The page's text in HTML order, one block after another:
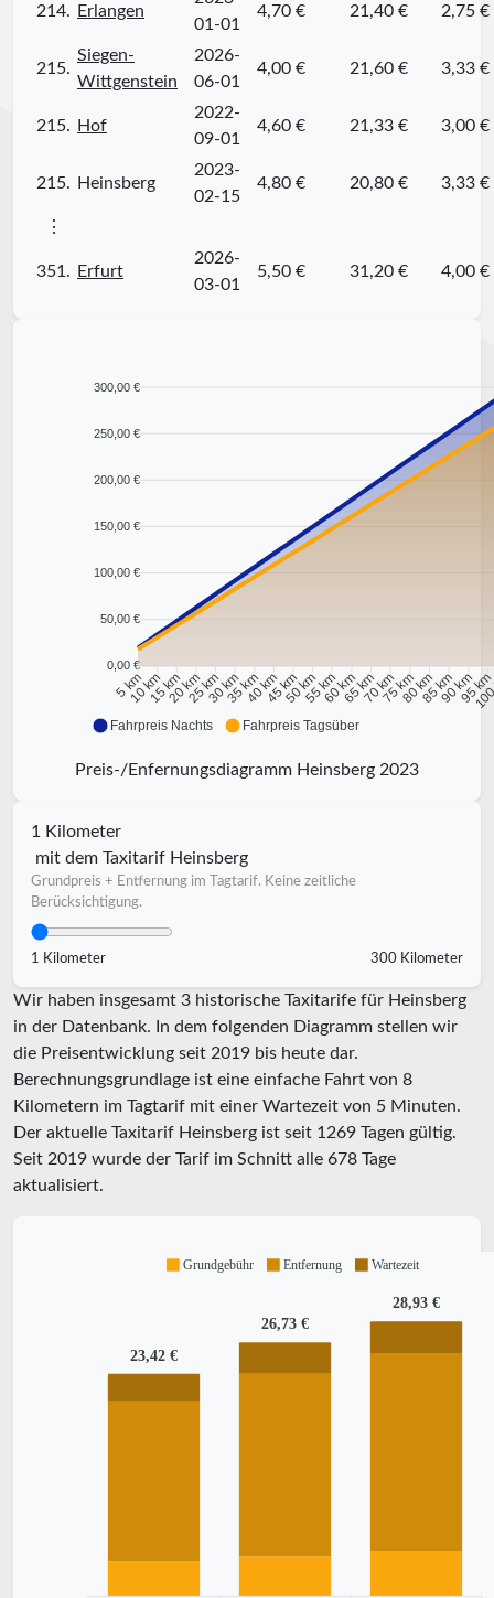
214. Erlangen
01-01
4,70 € 21,40 € 2,75 €
215.
Siegen-
Wittgenstein
2026-
06-01
4,00 € 21,60 € 3,33 €
215. Hof
2022-
09-01
4,60 € 21,33 € 3,00 €
215. Heinsberg
2023-
02-15
4,80 € 20,80 € 3,33 €
⋮
351. Erfurt
2026-
03-01
5,50 € 31,20 € 4,00 €
300,00 €
250,00 €
200,00 €
150,00 €
100,00 €
50,00 €
0,00 €
5 km
10 km15 km20 km25 km30 km35 km40 km45 km50 km55 km60 km65 km70 km75 km80 km85 km90 km95 km
Fahrpreis Nachts Fahrpreis Tagsüber
Preis-/Enfernungsdiagramm Heinsberg 2023
1 Kilometer
mit dem Taxitarif Heinsberg
Grundpreis + Entfernung im Tagtarif. Keine zeitliche
Berücksichtigung.
1 Kilometer 300 Kilometer
Wir haben insgesamt 3 historische Taxitarife für Heinsberg
in der Datenbank. In dem folgenden Diagramm stellen wir
die Preisentwicklung seit 2019 bis heute dar.
Berechnungsgrundlage ist eine einfache Fahrt von 8
Kilometern im Tagtarif mit einer Wartezeit von 5 Minuten.
Der aktuelle Taxitarif Heinsberg ist seit 1269 Tagen gültig.
Seit 2019 wurde der Tarif im Schnitt alle 678 Tage
aktualisiert.
23,42 €
26,73 €
28,93 €
Grundgebühr Entfernung Wartezeit